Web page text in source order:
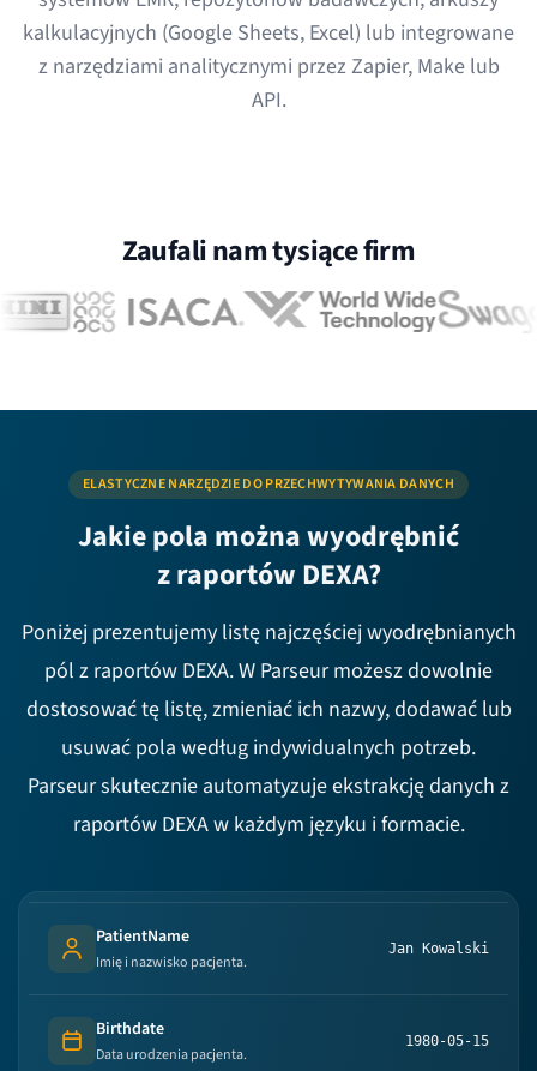
kalkulacyjnych (Google Sheets, Excel) lub integrowane
z narzędziami analitycznymi przez Zapier, Make lub
API.
Zaufali nam tysiące firm
ELASTYCZNE NARZĘDZIE DO PRZECHWYTYWANIA DANYCH
Jakie pola można wyodrębnić
z raportów DEXA?
Poniżej prezentujemy listę najczęściej wyodrębnianych
pól z raportów DEXA. W Parseur możesz dowolnie
dostosować tę listę, zmieniać ich nazwy, dodawać lub
usuwać pola według indywidualnych potrzeb.
Parseur skutecznie automatyzuje ekstrakcję danych z
raportów DEXA w każdym języku i formacie.
Person's name
PatientName
Imię i nazwisko pacjenta.
Jan Kowalski
Date
Birthdate
Data urodzenia pacjenta.
1980-05-15